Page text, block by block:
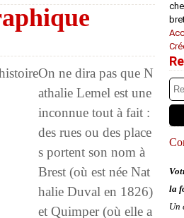
On ne dira pas que N
athalie Lemel est une
inconnue tout à fait :
des rues ou des place
s portent son nom à
Brest (où est née Nat
halie Duval en 1826)
et Quimper (où elle a
la
Un